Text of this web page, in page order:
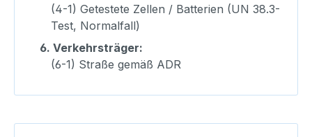
(4-1) Getestete Zellen / Batterien (UN 38.3-
Test, Normalfall)
6. Verkehrsträger:
(6-1) Straße gemäß ADR